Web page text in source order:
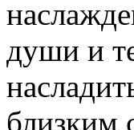
души и
близким